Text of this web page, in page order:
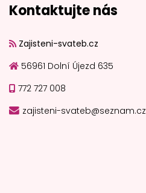
Kontaktujte nás
Zajisteni-svateb.cz
56961 Dolní Újezd 635
772 727 008
zajisteni-svateb@seznam.cz